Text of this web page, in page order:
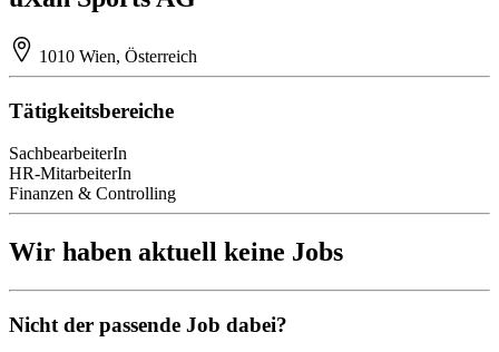
1010 Wien, Österreich
Tätigkeitsbereiche
SachbearbeiterIn
HR-MitarbeiterIn
Finanzen & Controlling
Wir haben aktuell keine Jobs
Nicht der passende Job dabei?